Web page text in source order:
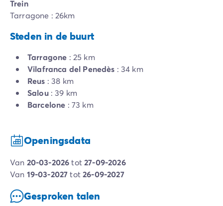
Trein
Tarragone : 26km
Steden in de buurt
Tarragone : 25 km
Vilafranca del Penedès : 34 km
Reus : 38 km
Salou: 39 km
Barcelone : 73 km
Openingsdata
van 20-03-2026tot27-09-2026
van 19-03-2027tot26-09-2027
Gesproken talen